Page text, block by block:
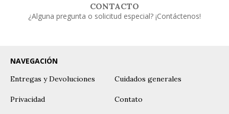
CONTACTO
¿Alguna pregunta o solicitud especial? ¡Contáctenos!
NAVEGACIÓN
Entregas y Devoluciones Cuidados generales
Privacidad Contato